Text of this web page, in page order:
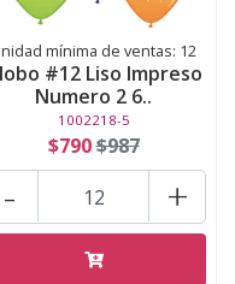
mínima de ventas: 12
#12 Liso Impreso
Numero 2 6..
1002218-5
$790$987
+
-